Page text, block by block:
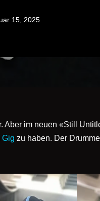
15, 2025
Aber im neuen «Still
Gig zu haben. Der